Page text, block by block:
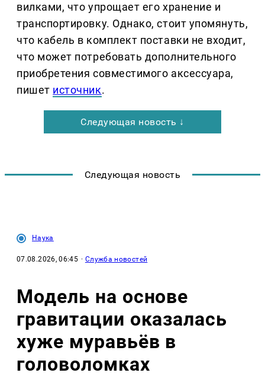
вилками, что упрощает его хранение и
транспортировку. Однако, стоит упомянуть,
что кабель в комплект поставки не входит,
что может потребовать дополнительного
приобретения совместимого аксессуара,
пишет источник.
Следующая новость ↓
Следующая новость
Наука
07.08.2026, 06:45 · Служба новостей
Модель на основе
гравитации оказалась
хуже муравьёв в
головоломках